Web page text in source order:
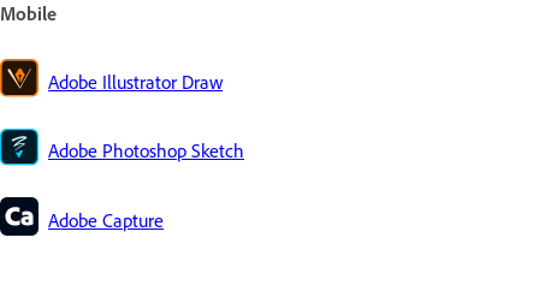
Mobile
Adobe Illustrator Draw
Adobe Photoshop Sketch
Adobe Capture